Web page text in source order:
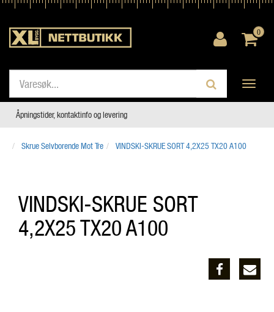
0
Toggle
Åpningstider, kontaktinfo og levering
Skrue Selvborende Mot Tre VINDSKI-SKRUE SORT 4,2X25 TX20 A100
VINDSKI-SKRUE SORT
4,2X25 TX20 A100